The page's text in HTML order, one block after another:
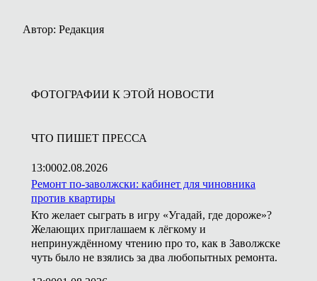
Автор: Редакция
ФОТОГРАФИИ К ЭТОЙ НОВОСТИ
ЧТО ПИШЕТ ПРЕССА
13:0002.08.2026
Ремонт по-заволжски: кабинет для чиновника
против квартиры
Кто желает сыграть в игру «Угадай, где дороже»?
Желающих приглашаем к лёгкому и
непринуждённому чтению про то, как в Заволжске
чуть было не взялись за два любопытных ремонта.